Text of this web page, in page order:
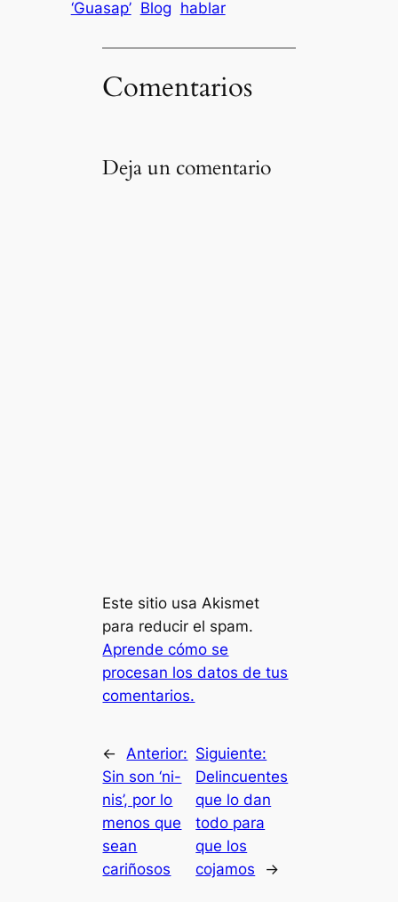
‘Guasap’ Blog hablar
Comentarios
Deja un comentario
Este sitio usa Akismet
para reducir el spam.
Aprende cómo se
procesan los datos de tus
comentarios.
←
Anterior:
Sin son ‘ni-
nis’, por lo
menos que
sean
cariñosos
Siguiente:
Delincuentes
que lo dan
todo para
que los
cojamos
→